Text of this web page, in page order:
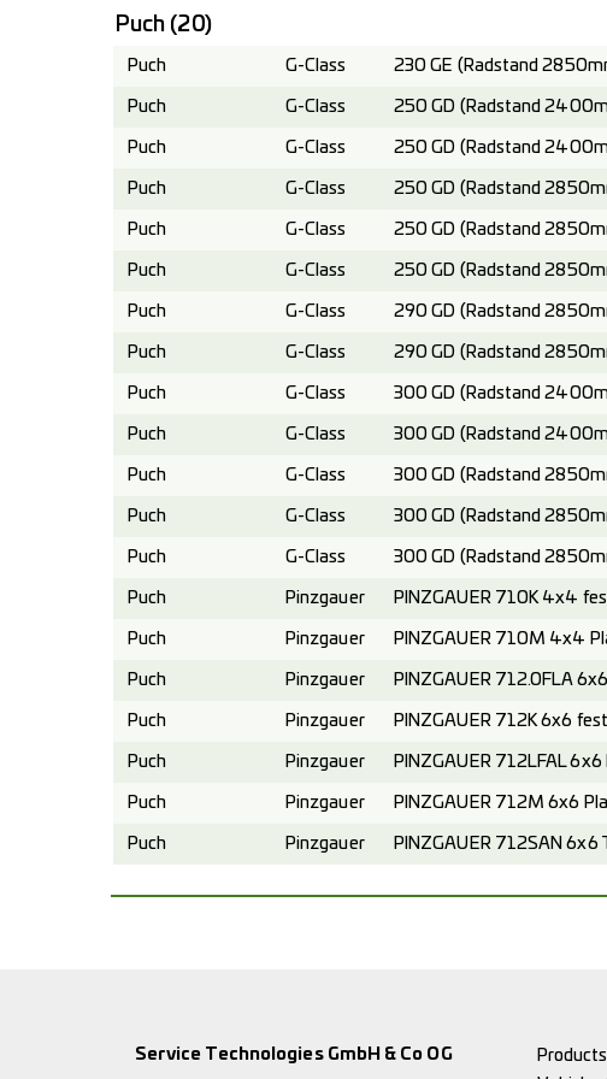
Puch (20)
Puch G-Class 230 GE (Radstand
Puch G-Class 250 GD (Radstand
Puch G-Class 250 GD (Radstand
Puch G-Class 250 GD (Radstand
Puch G-Class 250 GD (Radstand
Puch G-Class 250 GD (Radstand
Puch G-Class 290 GD (Radstand
Puch G-Class 290 GD (Radstand
Puch G-Class 300 GD (Radstand
Puch G-Class 300 GD (Radstand
Puch G-Class 300 GD (Radstand
Puch G-Class 300 GD (Radstand
Puch G-Class 300 GD (Radstand
Puch Pinzgauer PINZGAUER 710K 4x4
Puch Pinzgauer PINZGAUER 710M 4x4
Puch Pinzgauer PINZGAUER 712.0FLA
Puch Pinzgauer PINZGAUER 712K 6x6
Puch Pinzgauer PINZGAUER 712LFAL
Puch Pinzgauer PINZGAUER 712M 6x6
Puch Pinzgauer PINZGAUER 712SAN 6x6
Service Technologies GmbH & Co OG